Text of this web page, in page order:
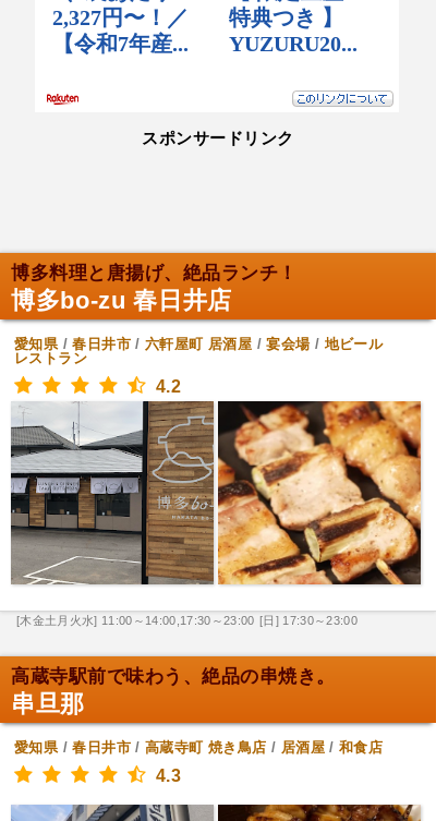
スポンサードリンク
博多料理と唐揚げ、絶品ランチ！
博多bo‐zu 春日井店
愛知県/春日井市/六軒屋町 居酒屋 /宴会場/ 地ビール
レストラン
4.2
[木金土月火水] 11:00～14:00,17:30～23:00 [日] 17:30～23:00
高蔵寺駅前で味わう、絶品の串焼き。
串旦那
愛知県/春日井市/高蔵寺町 焼き鳥店 / 居酒屋/和食店
4.3